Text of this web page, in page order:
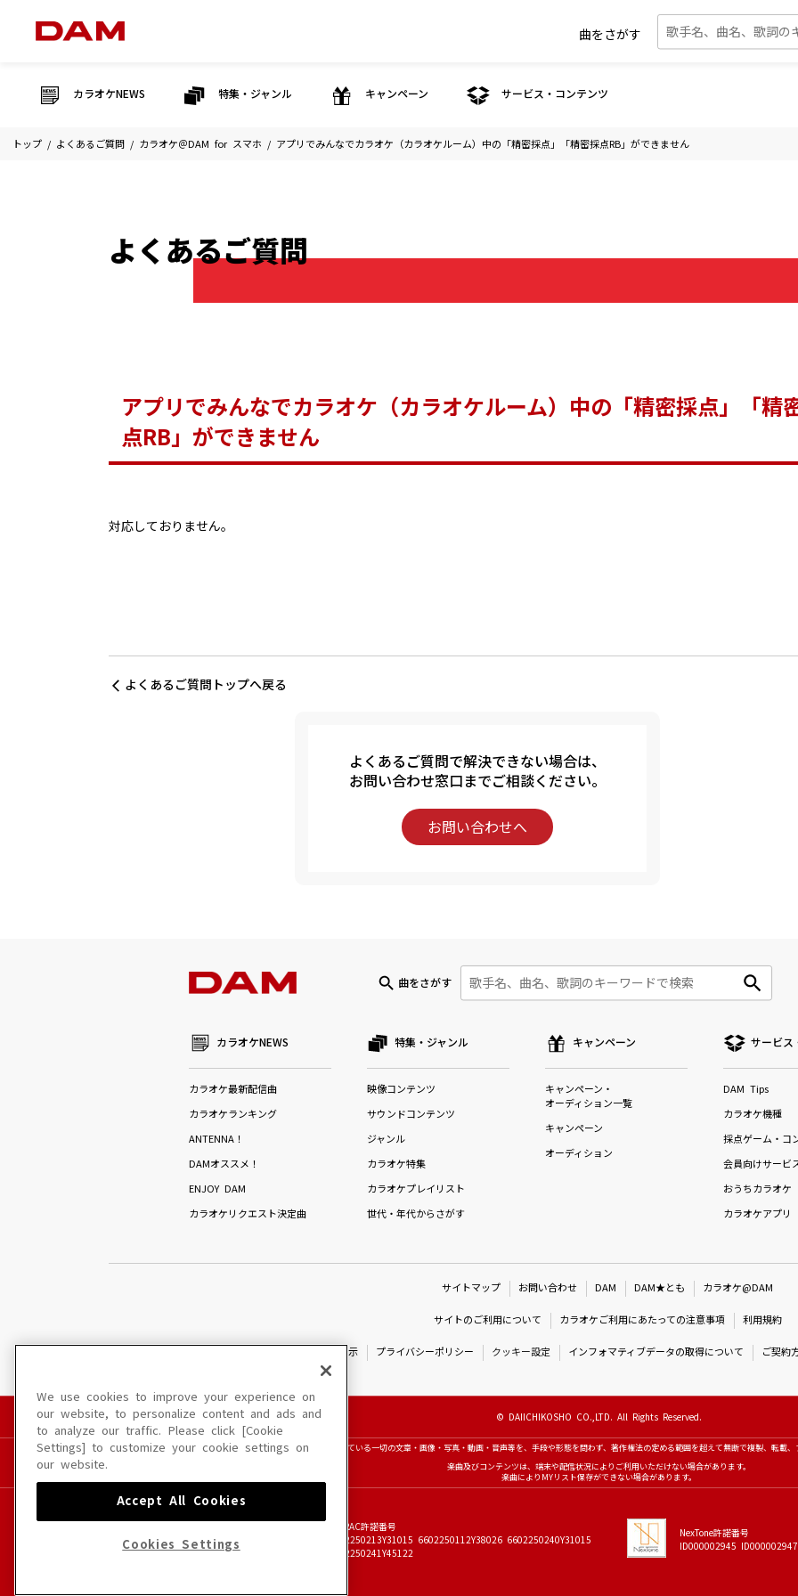
曲をさがす
カラオケNEWS 特集・ジャンル キャンペーン サービス・コンテンツ
トップ よくあるご質問 カラオケ＠DAM for スマホ アプリでみんなでカラオケ（カラオケルーム）中の「精密採点」「精密採点RB」ができません
よくあるご質問
アプリでみんなでカラオケ（カラオケルーム）中の「精密採点」「精
点RB」ができません
対応しておりません。
よくあるご質問トップへ戻る
よくあるご質問で解決できない場合は、
お問い合わせ窓口までご相談ください。
お問い合わせへ
曲をさがす
カラオケNEWS
カラオケ最新配信曲
カラオケランキング
ANTENNA！
DAMオススメ！
ENJOY DAM
カラオケリクエスト決定曲
特集・ジャンル
映像コンテンツ
サウンドコンテンツ
ジャンル
カラオケ特集
カラオケプレイリスト
世代・年代からさがす
キャンペーン
キャンペーン・
オーディション一覧
キャンペーン
オーディション
サービス
DAM Tips
カラオケ機種
採点ゲーム・コ
会員向けサービ
おうちカラオケ
カラオケアプリ
サイトマップ お問い合わせ DAM DAM★とも カラオケ@DAM
サイトのご利用について カラオケご利用にあたっての注意事項 利用規約
特定商取引法に基づく表示 プライバシーポリシー クッキー設定 インフォマティブデータの取得について ご契約
© DAIICHIKOSHO CO.,LTD. All Rights Reserved.
このサイトに掲載されている一切の文章・画像・写真・動画・音声等を、手段や形態を問わず、著作権法の定める範囲を超えて無断で複製、転載
楽曲及びコンテンツは、端末や配信状況によりご利用いただけない場合があります。
楽曲によりMYリスト保存ができない場合があります。
JASRAC許諾番号
6602250213Y31015 6602250112Y38026 6602250240Y31015
6602250241Y45122
NexTone許諾番号
ID000002945
We use cookies to improve your experience on
our website, to personalize content and ads and
to analyze our traffic. Please click [Cookie
Settings] to customize your cookie settings on
our website.
Accept All Cookies
Cookies Settings